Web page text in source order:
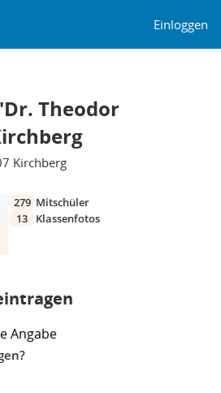
Einloggen
Theodor
Kirchberg
279 Mitschüler
13
Klassenfotos
Angabe